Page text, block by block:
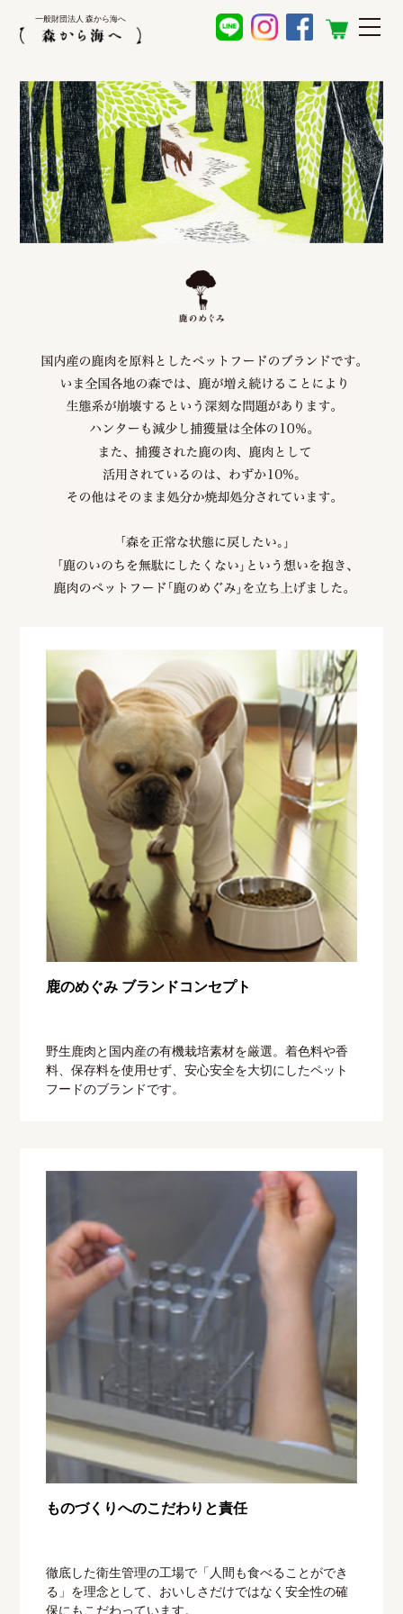
一般財団法人 森から海へ
鹿のめぐみ ブランドコンセプト
野生鹿肉と国内産の有機栽培素材を厳選。着色料や香
料、保存料を使用せず、安心安全を大切にしたペット
フードのブランドです。
ものづくりへのこだわりと責任
徹底した衛生管理の工場で「人間も食べることができ
る」を理念として、おいしさだけではなく安全性の確
保にもこだわっています。